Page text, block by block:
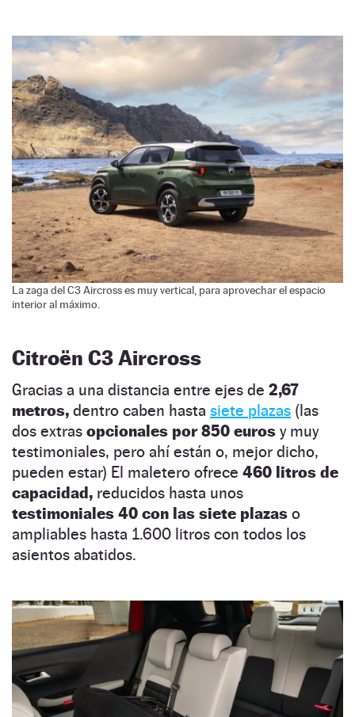
La zaga del C3 Aircross es muy vertical, para aprovechar el espacio
interior al máximo.
Citroën C3 Aircross
Gracias a una distancia entre ejes de 2,67
metros, dentro caben hasta siete plazas (las
dos extras opcionales por 850 euros y muy
testimoniales, pero ahí están o, mejor dicho,
pueden estar) El maletero ofrece 460 litros de
capacidad, reducidos hasta unos
testimoniales 40 con las siete plazas o
ampliables hasta 1.600 litros con todos los
asientos abatidos.